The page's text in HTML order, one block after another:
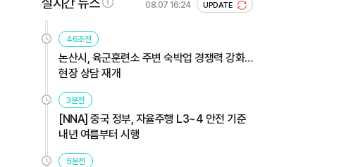
08.07 16:24 UPDATE
46초전
논산시, 육군훈련소 주변 숙박업 경쟁력 강화…
현장 상담 재개
3분전
[NNA] 중국 정부, 자율주행 L3~4 안전 기준
내년 여름부터 시행
5분전